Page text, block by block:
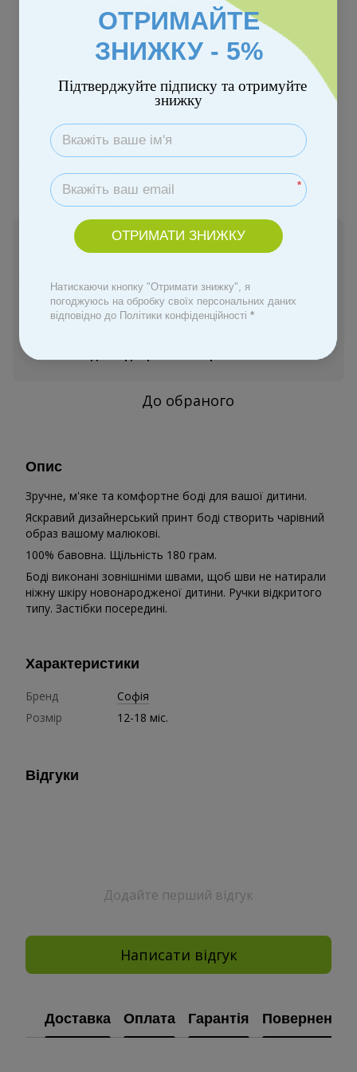
Розмір
12-18 міс.
Немає в наявності
Повідомити, коли з'явиться
%
До обраного
Опис
Зручне, м'яке та комфортне боді для вашої дитини.
Яскравий дизайнерський принт боді створить чарівний
образ вашому малюкові.
100% бавовна. Щільність 180 грам.
Боді виконані зовнішніми швами, щоб шви не натирали
ніжну шкіру новонародженої дитини. Ручки відкритого
типу. Застібки посередині.
Характеристики
Бренд
Софія
Розмір
12-18 міс.
Відгуки
Додайте перший відгук
Написати відгук
Доставка Оплата Гарантія Повернення
ОТРИМАЙТЕ
ЗНИЖКУ - 5%
Підтверджуйте підписку та отримуйте
знижку
*
ОТРИМАТИ ЗНИЖКУ
Натискаючи кнопку "Отримати знижку", я
погоджуюсь на обробку своїх персональних даних
відповідно до Політики конфіденційності *